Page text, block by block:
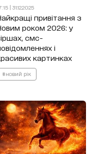
| 31.12.2025
привітання з
роком 2026: у
смс-
і
картинках
#новий рік